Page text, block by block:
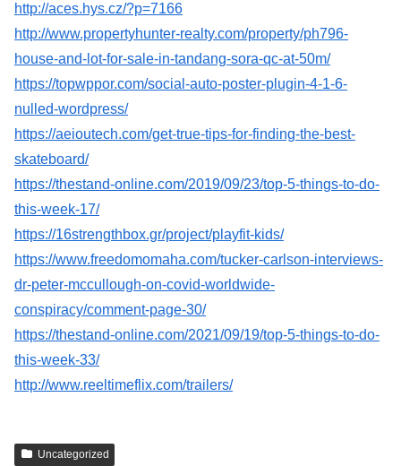
http://aces.hys.cz/?p=7166
http://www.propertyhunter-realty.com/property/ph796-
house-and-lot-for-sale-in-tandang-sora-qc-at-50m/
https://topwppor.com/social-auto-poster-plugin-4-1-6-
nulled-wordpress/
https://aeioutech.com/get-true-tips-for-finding-the-best-
skateboard/
https://thestand-online.com/2019/09/23/top-5-things-to-do-
this-week-17/
https://16strengthbox.gr/project/playfit-kids/
https://www.freedomomaha.com/tucker-carlson-interviews-
dr-peter-mccullough-on-covid-worldwide-
conspiracy/comment-page-30/
https://thestand-online.com/2021/09/19/top-5-things-to-do-
this-week-33/
http://www.reeltimeflix.com/trailers/
Uncategorized